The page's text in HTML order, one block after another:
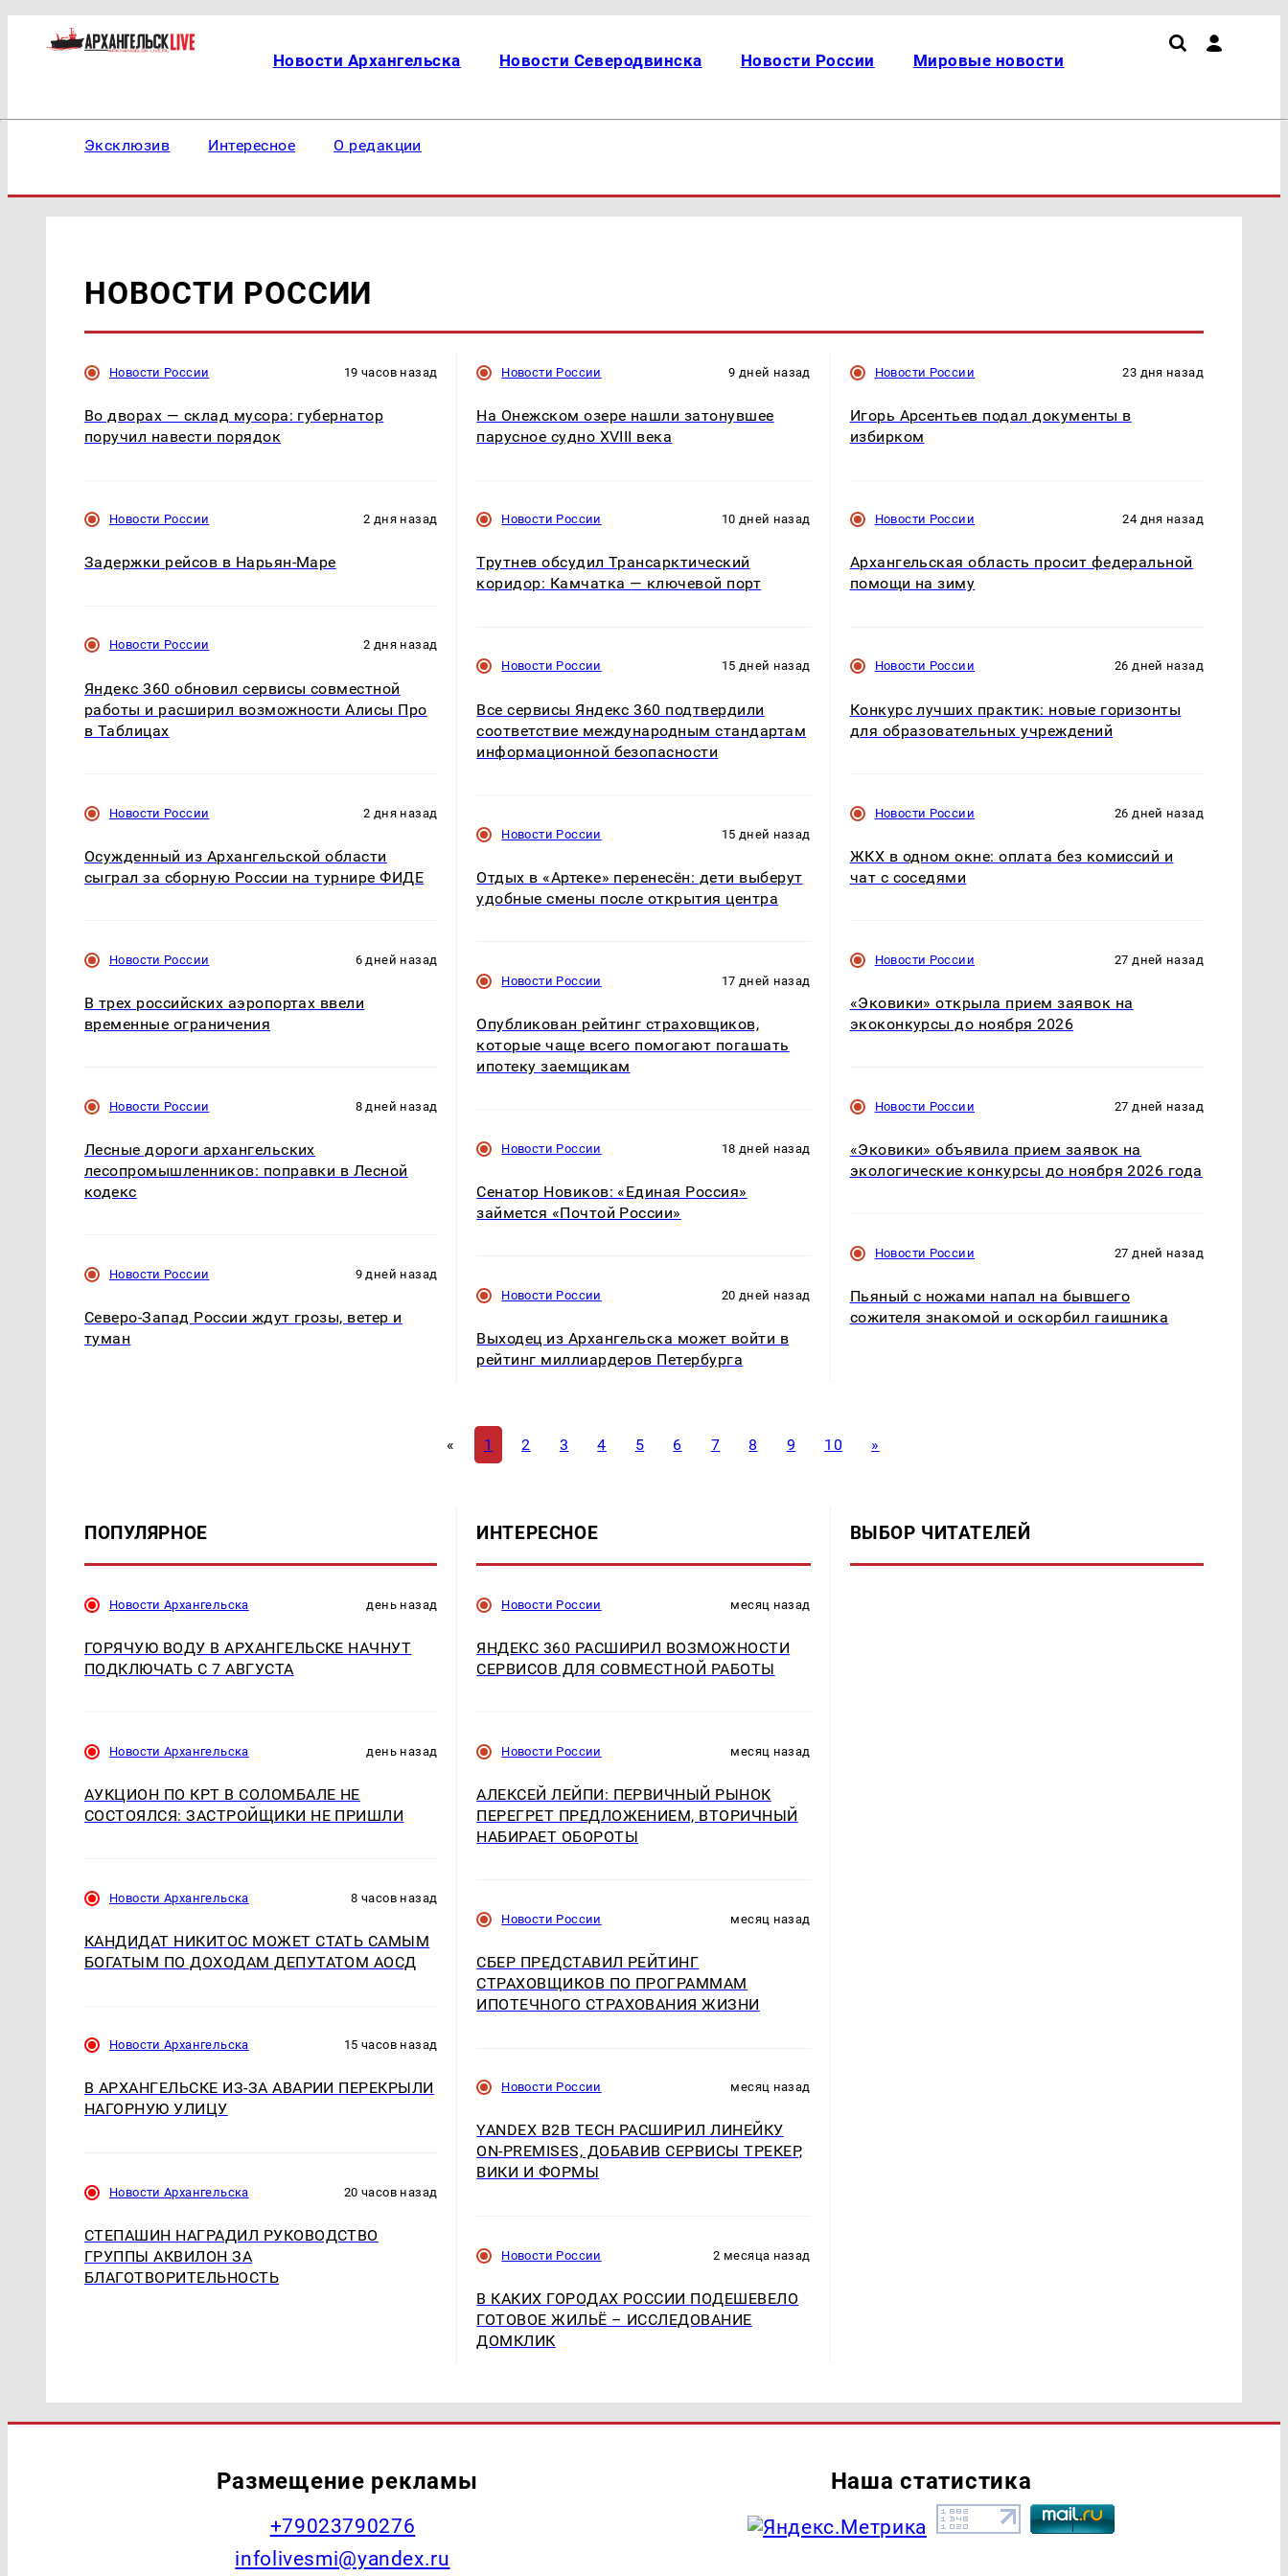
Новости Архангельска Новости Северодвинска Новости России Мировые новости
Эксклюзив Интересное О редакции
НОВОСТИ РОССИИ
Новости России 19 часов назад
Во дворах — склад мусора: губернатор
поручил навести порядок
Новости России 2 дня назад
Задержки рейсов в Нарьян-Маре
Новости России 2 дня назад
Яндекс 360 обновил сервисы совместной
работы и расширил возможности Алисы Про
в Таблицах
Новости России 2 дня назад
Осужденный из Архангельской области
сыграл за сборную России на турнире ФИДЕ
Новости России 6 дней назад
В трех российских аэропортах ввели
временные ограничения
Новости России 8 дней назад
Лесные дороги архангельских
лесопромышленников: поправки в Лесной
кодекс
Новости России 9 дней назад
Северо-Запад России ждут грозы, ветер и
туман
Новости России 9 дней назад
На Онежском озере нашли затонувшее
парусное судно XVIII века
Новости России 10 дней назад
Трутнев обсудил Трансарктический
коридор: Камчатка — ключевой порт
Новости России 15 дней назад
Все сервисы Яндекс 360 подтвердили
соответствие международным стандартам
информационной безопасности
Новости России 15 дней назад
Отдых в «Артеке» перенесён: дети выберут
удобные смены после открытия центра
Новости России 17 дней назад
Опубликован рейтинг страховщиков,
которые чаще всего помогают погашать
ипотеку заемщикам
Новости России 18 дней назад
Сенатор Новиков: «Единая Россия»
займется «Почтой России»
Новости России 20 дней назад
Выходец из Архангельска может войти в
рейтинг миллиардеров Петербурга
Новости России 23 дня назад
Игорь Арсентьев подал документы в
избирком
Новости России 24 дня назад
Архангельская область просит федеральной
помощи на зиму
Новости России 26 дней назад
Конкурс лучших практик: новые горизонты
для образовательных учреждений
Новости России 26 дней назад
ЖКХ в одном окне: оплата без комиссий и
чат с соседями
Новости России 27 дней назад
«Эковики» открыла прием заявок на
экоконкурсы до ноября 2026
Новости России 27 дней назад
«Эковики» объявила прием заявок на
экологические конкурсы до ноября 2026 года
Новости России 27 дней назад
Пьяный с ножами напал на бывшего
сожителя знакомой и оскорбил гаишника
« 1 2 3 4 5 6 7 8 9 10 »
ПОПУЛЯРНОЕ
Новости Архангельска день назад
ГОРЯЧУЮ ВОДУ В АРХАНГЕЛЬСКЕ НАЧНУТ
ПОДКЛЮЧАТЬ С 7 АВГУСТА
Новости Архангельска день назад
АУКЦИОН ПО КРТ В СОЛОМБАЛЕ НЕ
СОСТОЯЛСЯ: ЗАСТРОЙЩИКИ НЕ ПРИШЛИ
Новости Архангельска 8 часов назад
КАНДИДАТ НИКИТОС МОЖЕТ СТАТЬ САМЫМ
БОГАТЫМ ПО ДОХОДАМ ДЕПУТАТОМ АОСД
Новости Архангельска 15 часов назад
В АРХАНГЕЛЬСКЕ ИЗ-ЗА АВАРИИ ПЕРЕКРЫЛИ
НАГОРНУЮ УЛИЦУ
Новости Архангельска 20 часов назад
СТЕПАШИН НАГРАДИЛ РУКОВОДСТВО
ГРУППЫ АКВИЛОН ЗА
БЛАГОТВОРИТЕЛЬНОСТЬ
ИНТЕРЕСНОЕ
Новости России месяц назад
ЯНДЕКС 360 РАСШИРИЛ ВОЗМОЖНОСТИ
СЕРВИСОВ ДЛЯ СОВМЕСТНОЙ РАБОТЫ
Новости России месяц назад
АЛЕКСЕЙ ЛЕЙПИ: ПЕРВИЧНЫЙ РЫНОК
ПЕРЕГРЕТ ПРЕДЛОЖЕНИЕМ, ВТОРИЧНЫЙ
НАБИРАЕТ ОБОРОТЫ
Новости России месяц назад
СБЕР ПРЕДСТАВИЛ РЕЙТИНГ
СТРАХОВЩИКОВ ПО ПРОГРАММАМ
ИПОТЕЧНОГО СТРАХОВАНИЯ ЖИЗНИ
Новости России месяц назад
YANDEX B2B TECH РАСШИРИЛ ЛИНЕЙКУ
ON-PREMISES, ДОБАВИВ СЕРВИСЫ ТРЕКЕР,
ВИКИ И ФОРМЫ
Новости России 2 месяца назад
В КАКИХ ГОРОДАХ РОССИИ ПОДЕШЕВЕЛО
ГОТОВОЕ ЖИЛЬЁ – ИССЛЕДОВАНИЕ
ДОМКЛИК
ВЫБОР ЧИТАТЕЛЕЙ
Размещение рекламы
+79023790276
infolivesmi@yandex.ru
Наша статистика